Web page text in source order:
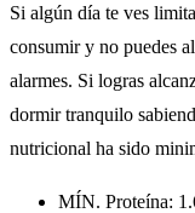
Si algún día te ves
consumir y no puedes
alarmes. Si logras
dormir tranquilo
nutricional ha sido
MÍN. Proteína: